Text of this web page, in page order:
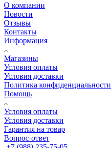
О компании
Новости
Отзывы
Контакты
Информация
Магазины
Условия оплаты
Условия доставки
Политика конфиденциальности
Помощь
Условия оплаты
Условия доставки
Гарантия на товар
Вопрос-ответ